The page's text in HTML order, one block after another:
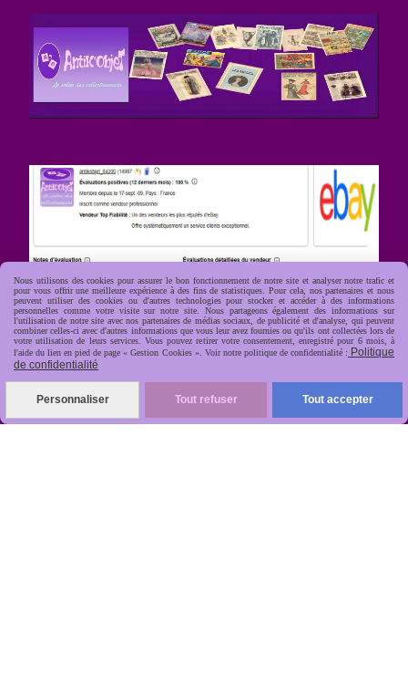
Rapide, soignée, sécurisée
Nous utilisons des cookies pour assurer le bon fonctionnement de notre site et analyser notre trafic et
pour vous offrir une meilleure expérience à des fins de statistiques. Pour cela, nos partenaires et nous
peuvent utiliser des cookies ou d'autres technologies pour stocker et accéder à des informations
personnelles comme votre visite sur notre site. Nous partageons également des informations sur
l'utilisation de notre site avec nos partenaires de médias sociaux, de publicité et d'analyse, qui peuvent
combiner celles-ci avec d'autres informations que vous leur avez fournies ou qu'ils ont collectées lors de
votre utilisation de leurs services. Vous pouvez retirer votre consentement, enregistré pour 6 mois, à
l'aide du lien en pied de page « Gestion Cookies ». Voir notre politique de confidentialité : Politique
de confidentialité
Personnaliser Tout refuser Tout accepter